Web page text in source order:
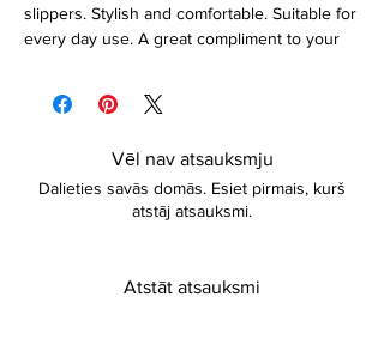
slippers. Stylish and comfortable. Suitable for
every day use. A great compliment to your
Vēl nav atsauksmju
Dalieties savās domās. Esiet pirmais, kurš
atstāj atsauksmi.
Atstāt atsauksmi